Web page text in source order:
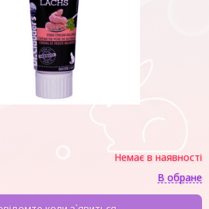
Немає в наявності
В обране